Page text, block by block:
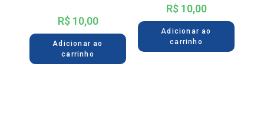
R$10,00
Adicionar ao
carrinho
R$10,00
Adicionar ao
carrinho